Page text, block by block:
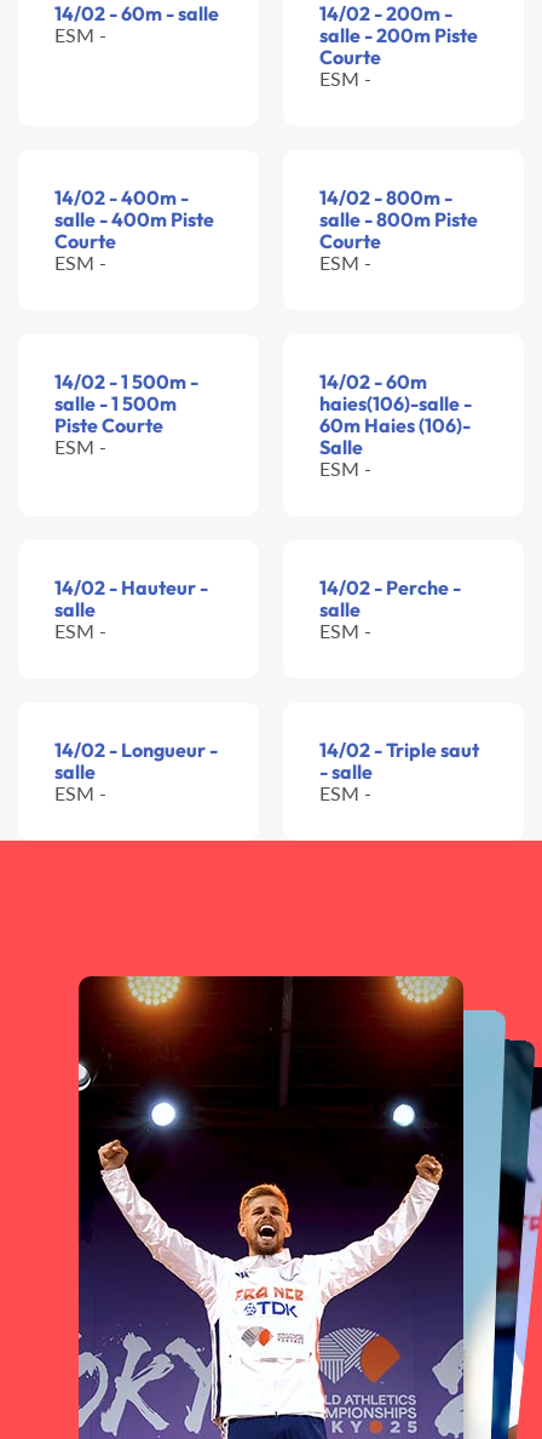
14/02 - 60m - salle
ESM -
14/02 - 200m -
salle - 200m Piste
Courte
ESM -
14/02 - 400m -
salle - 400m Piste
Courte
ESM -
14/02 - 800m -
salle - 800m Piste
Courte
ESM -
14/02 - 1 500m -
salle - 1 500m
Piste Courte
ESM -
14/02 - 60m
haies(106)-salle -
60m Haies (106)-
Salle
ESM -
14/02 - Hauteur -
salle
ESM -
14/02 - Perche -
salle
ESM -
14/02 - Longueur -
salle
ESM -
14/02 - Triple saut
- salle
ESM -